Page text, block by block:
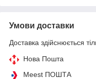
Умови доставки
Доставка здійснюється
Нова Пошта
Meest ПОШТА